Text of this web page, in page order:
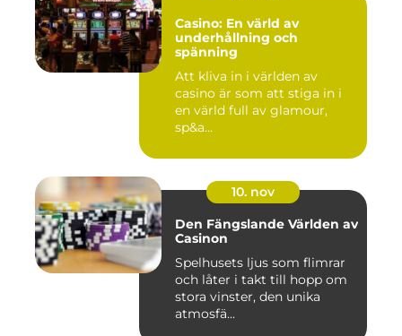
Casino: En värld av
underhållning och
spänning
Att kliva in i världen av
casino är som att stiga in i
en värld full av glamour,
sp&a...
10. nov
Den Fängslande Världen av
Casinon
Spelhusets ljus som flimrar
och låter i takt till hopp om
stora vinster, den unika
atmosfä...